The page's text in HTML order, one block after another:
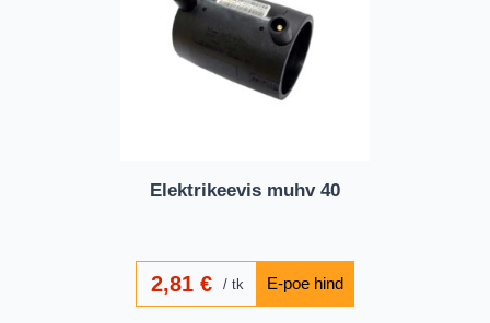
Elektrikeevis muhv 40
2,81€ tk